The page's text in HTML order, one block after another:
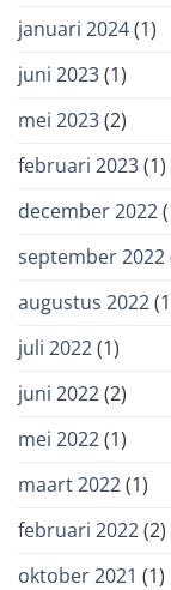
januari 2024(1)
juni 2023(1)
mei 2023(2)
februari 2023(1)
december 2022
september 2022
augustus 2022
juli 2022(1)
juni 2022(2)
mei 2022(1)
maart 2022(1)
februari 2022(2)
oktober 2021 (1)